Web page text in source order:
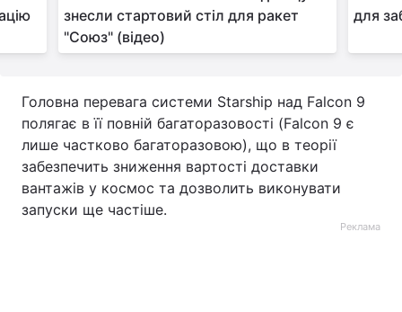
знесли стартовий стіл для ракет
"Союз" (відео)
для
Головна перевага системи Starship над Falcon 9
полягає в її повній багаторазовості (Falcon 9 є
лише частково багаторазовою), що в теорії
забезпечить зниження вартості доставки
вантажів у космос та дозволить виконувати
запуски ще частіше.
Реклама